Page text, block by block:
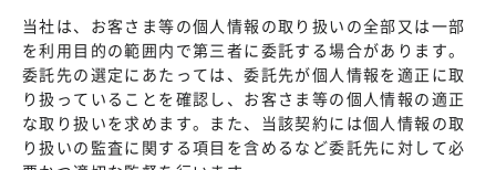
当社は、お客さま等の個人情報の取り扱いの全部又は一部
を利用目的の範囲内で第三者に委託する場合があります。
委託先の選定にあたっては、委託先が個人情報を適正に取
り扱っていることを確認し、お客さま等の個人情報の適正
な取り扱いを求めます。また、当該契約には個人情報の取
り扱いの監査に関する項目を含めるなど委託先に対して必